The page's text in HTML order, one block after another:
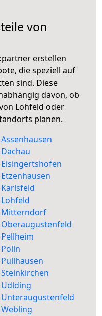
von
erstellen
die speziell auf
sind. Diese
davon, ob
Lohfeld oder
planen.
Mitterndorf